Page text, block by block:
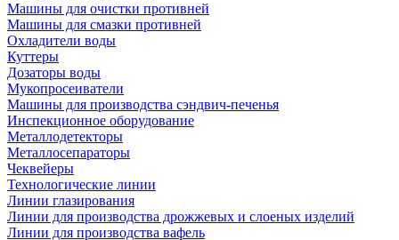
Машины для очистки противней
Машины для смазки противней
Охладители воды
Куттеры
Дозаторы воды
Мукопросеиватели
Машины для производства сэндвич-печенья
Инспекционное оборудование
Металлодетекторы
Металлосепараторы
Чеквейеры
Технологические линии
Линии глазирования
Линии для производства дрожжевых и слоеных изделий
Линии для производства вафель